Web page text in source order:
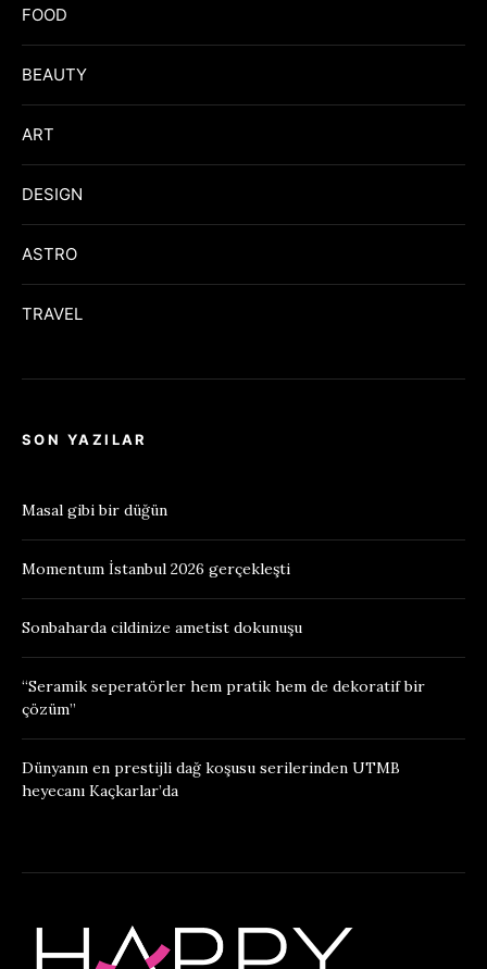
FOOD
BEAUTY
ART
DESIGN
ASTRO
TRAVEL
SON YAZILAR
Masal gibi bir düğün
Momentum İstanbul 2026 gerçekleşti
Sonbaharda cildinize ametist dokunuşu
“Seramik seperatörler hem pratik hem de dekoratif bir
çözüm”
Dünyanın en prestijli dağ koşusu serilerinden UTMB
heyecanı Kaçkarlar’da